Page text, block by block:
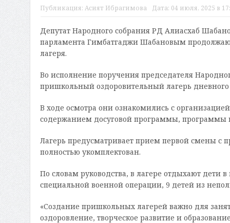
Публикация:Асият Ибрагимова Дата: 04 июля, 2025 в
Депутат Народного собрания РД Алиасхаб
парламента Гимбатгаджи Шабановым
лагеря.
Во исполнение поручения председателя
пришкольный оздоровительный лагерь
В ходе осмотра они ознакомились с
содержанием досуговой программы, программы
Лагерь предусматривает прием первой смены с
полностью укомплектован.
По словам руководства, в лагере отдыхают дети
специальной военной операции, 9 детей из
«Создание пришкольных лагерей важно для
оздоровление, творческое развитие и